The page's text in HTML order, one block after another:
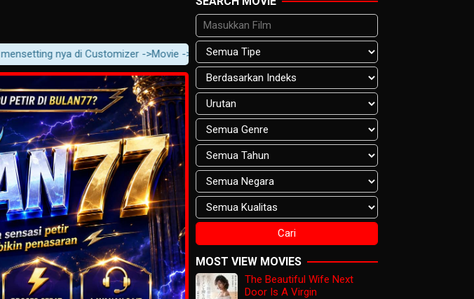
nya di Customizer ->Movie -> Movie Content -> Player Notification.
MOST VIEW MOVIES
The Beautiful Wife Next
Door Is A Virgin